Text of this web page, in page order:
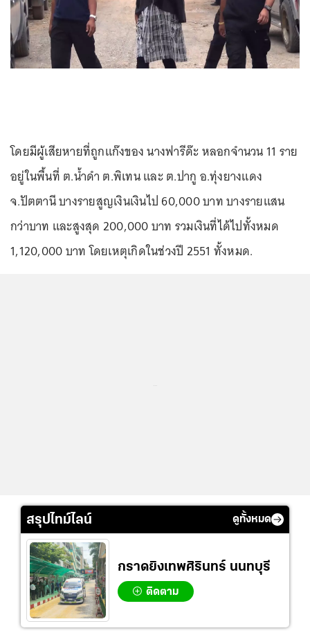
โดยมีผู้เสียหายที่ถูกแก๊งของ นางฟารีด๊ะ หลอกจำนวน 11 ราย
อยู่ในพื้นที่ ต.น้ำดำ ต.พิเทน และ ต.ปากู อ.ทุ่งยางแดง
จ.ปัตตานี บางรายสูญเงินเงินไป 60,000 บาท บางรายแสน
กว่าบาท และสูงสุด 200,000 บาท รวมเงินที่ได้ไปทั้งหมด
1,120,000 บาท โดยเหตุเกิดในช่วงปี 2551 ทั้งหมด.
สรุปไทม์ไลน์ ดูทั้งหมด
กราดยิงเทพศิรินทร์ นนทบุรี
ติดตาม